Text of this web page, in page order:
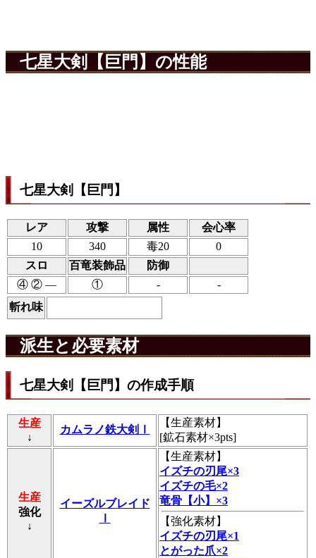
七星大剣【巨門】の性能
七星大剣【巨門】
レア 攻撃 属性
会心率
10
340 毒20
0
スロ
百竜装飾品
防御
④ ② ―
① -
-
斬れ味
派生と必要素材
七星大剣【巨門】の作成手順
生産
↓
カムラノ鉄大剣Ⅰ
【生産素材】
[鉱石素材×3pts]
生産
強化
↓
イーズルブレイド
【生産素材】
イズチの刃尾×3
イズチの毛×2
竜骨【小】×3
【強化素材】
イズチの刃尾×1
とがった爪×2